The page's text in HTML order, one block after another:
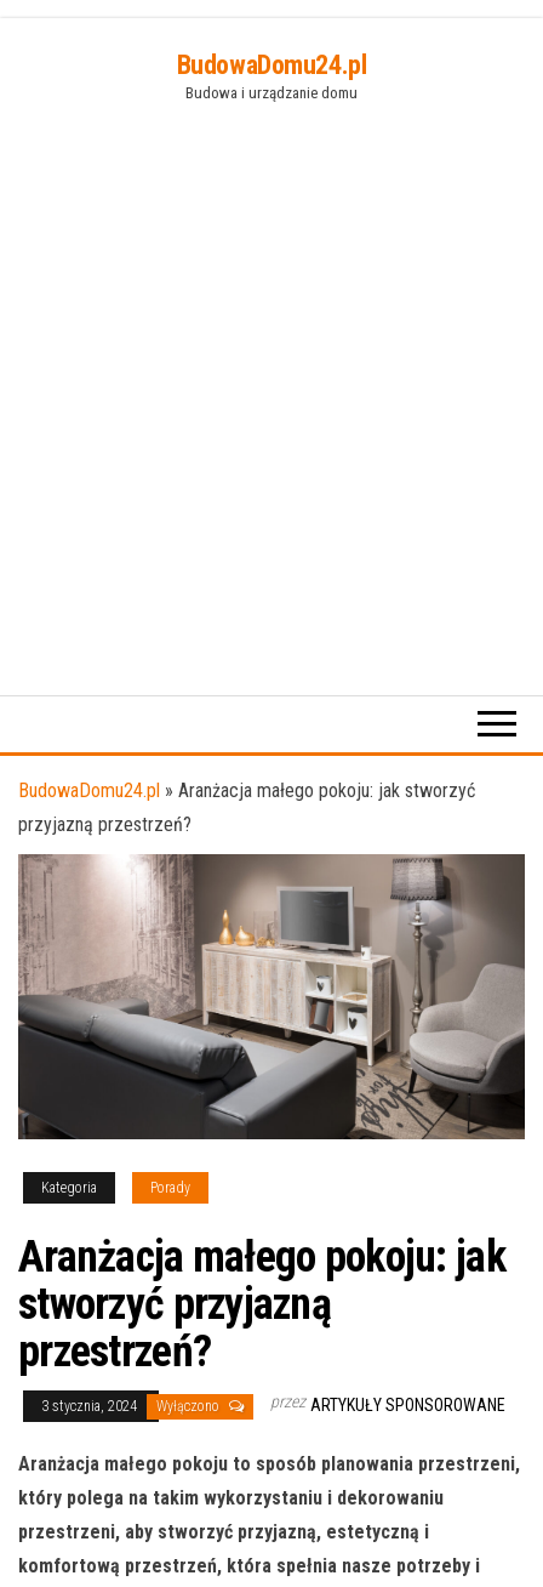
BudowaDomu24.pl
Budowa i urządzanie domu
BudowaDomu24.pl » Aranżacja małego pokoju: jak stworzyć
przyjazną przestrzeń?
Kategoria Porady
Aranżacja małego pokoju: jak
stworzyć przyjazną
przestrzeń?
3 stycznia, 2024 Wyłączono przez ARTYKUŁY SPONSOROWANE
Aranżacja małego pokoju to sposób planowania przestrzeni,
który polega na takim wykorzystaniu i dekorowaniu
przestrzeni, aby stworzyć przyjazną, estetyczną i
komfortową przestrzeń, która spełnia nasze potrzeby i